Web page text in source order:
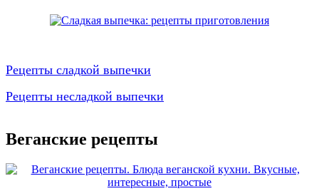
Рецепты сладкой выпечки
Рецепты несладкой выпечки
Веганские рецепты